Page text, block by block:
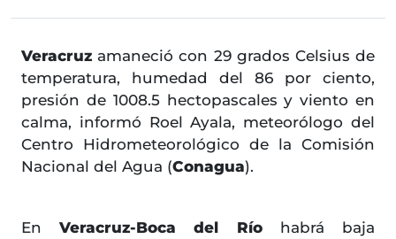
Veracruzamaneció con 29 grados Celsius de
temperatura, humedad del 86 por ciento,
presión de 1008.5 hectopascales y viento en
calma, informó Roel Ayala, meteorólogo del
Centro Hidrometeorológico de la Comisión
Nacional del Agua (Conagua).
EnVeracruz-Boca del Ríohabrá baja